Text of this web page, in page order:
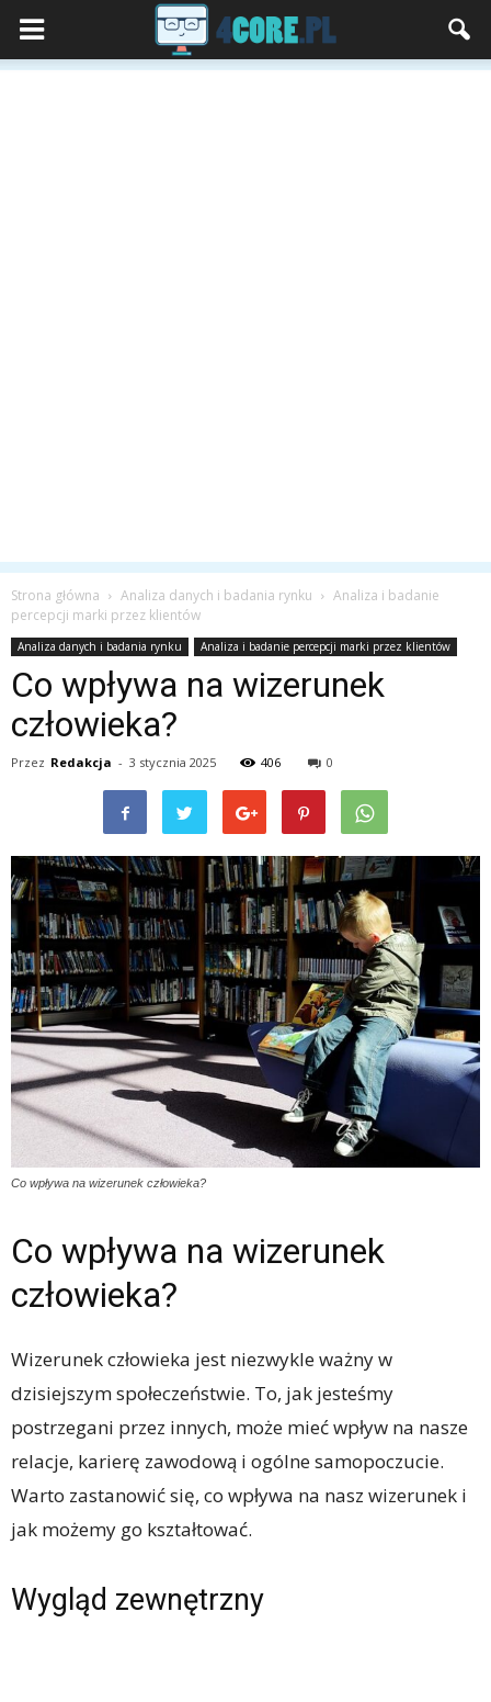
Strona główna Analiza danych i badania rynku
Analiza i badanie
percepcji marki przez klientów
Analiza danych i badania rynku Analiza i badanie percepcji marki przez klientów
Co wpływa na wizerunek
człowieka?
Przez Redakcja - 3 stycznia 2025 406 0
Co wpływa na wizerunek człowieka?
Co wpływa na wizerunek
człowieka?
Wizerunek człowieka jest niezwykle ważny w
dzisiejszym społeczeństwie. To, jak jesteśmy
postrzegani przez innych, może mieć wpływ na nasze
relacje, karierę zawodową i ogólne samopoczucie.
Warto zastanowić się, co wpływa na nasz wizerunek i
jak możemy go kształtować.
Wygląd zewnętrzny